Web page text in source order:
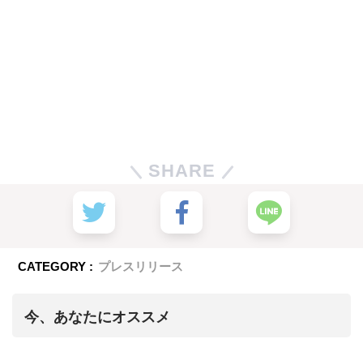
SHARE
CATEGORY : プレスリリース
今、あなたにオススメ